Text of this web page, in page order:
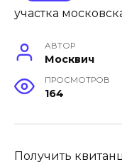
АВТОР
Москвич
ПРОСМОТРОВ
164
Получить